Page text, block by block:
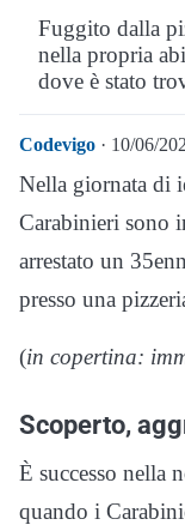
Fuggito dalla
nella propria
dove è stato
Codevigo · 10/06/
Nella giornata di
Carabinieri sono
arrestato un
presso una
(in copertina:
Scoperto,
È successo nella
quando i